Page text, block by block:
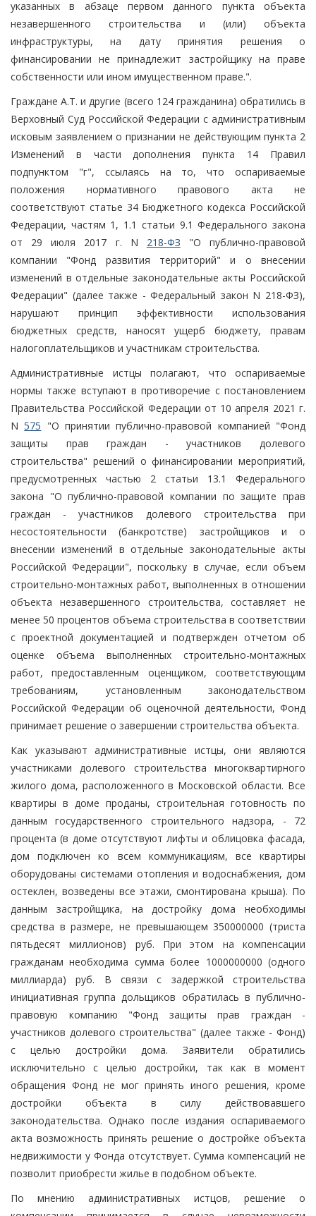
указанных в абзаце первом данного пункта объекта
незавершенного строительства и (или) объекта
инфраструктуры, на дату принятия решения о
финансировании не принадлежит застройщику на праве
собственности или ином имущественном праве.".
Граждане А.Т. и другие (всего 124 гражданина) обратились в
Верховный Суд Российской Федерации с административным
исковым заявлением о признании не действующим пункта 2
Изменений в части дополнения пункта 14 Правил
подпунктом "г", ссылаясь на то, что оспариваемые
положения нормативного правового акта не
соответствуют статье 34 Бюджетного кодекса Российской
Федерации, частям 1, 1.1 статьи 9.1 Федерального закона
от 29 июля 2017 г. N 218-ФЗ "О публично-правовой
компании "Фонд развития территорий" и о внесении
изменений в отдельные законодательные акты Российской
Федерации" (далее также - Федеральный закон N 218-ФЗ),
нарушают принцип эффективности использования
бюджетных средств, наносят ущерб бюджету, правам
налогоплательщиков и участникам строительства.
Административные истцы полагают, что оспариваемые
нормы также вступают в противоречие с постановлением
Правительства Российской Федерации от 10 апреля 2021 г.
N575 "О принятии публично-правовой компанией "Фонд
защиты прав граждан - участников долевого
строительства" решений о финансировании мероприятий,
предусмотренных частью 2 статьи 13.1 Федерального
закона "О публично-правовой компании по защите прав
граждан - участников долевого строительства при
несостоятельности (банкротстве) застройщиков и о
внесении изменений в отдельные законодательные акты
Российской Федерации", поскольку в случае, если объем
строительно-монтажных работ, выполненных в отношении
объекта незавершенного строительства, составляет не
менее 50 процентов объема строительства в соответствии
с проектной документацией и подтвержден отчетом об
оценке объема выполненных строительно-монтажных
работ, предоставленным оценщиком, соответствующим
требованиям, установленным законодательством
Российской Федерации об оценочной деятельности, Фонд
принимает решение о завершении строительства объекта.
Как указывают административные истцы, они являются
участниками долевого строительства многоквартирного
жилого дома, расположенного в Московской области. Все
квартиры в доме проданы, строительная готовность по
данным государственного строительного надзора, - 72
процента (в доме отсутствуют лифты и облицовка фасада,
дом подключен ко всем коммуникациям, все квартиры
оборудованы системами отопления и водоснабжения, дом
остеклен, возведены все этажи, смонтирована крыша). По
данным застройщика, на достройку дома необходимы
средства в размере, не превышающем 350000000 (триста
пятьдесят миллионов) руб. При этом на компенсации
гражданам необходима сумма более 1000000000 (одного
миллиарда) руб. В связи с задержкой строительства
инициативная группа дольщиков обратилась в публично-
правовую компанию "Фонд защиты прав граждан -
участников долевого строительства" (далее также - Фонд)
с целью достройки дома. Заявители обратились
исключительно с целью достройки, так как в момент
обращения Фонд не мог принять иного решения, кроме
достройки объекта в силу действовавшего
законодательства. Однако после издания оспариваемого
акта возможность принять решение о достройке объекта
недвижимости у Фонда отсутствует. Сумма компенсаций не
позволит приобрести жилье в подобном объекте.
По мнению административных истцов, решение о